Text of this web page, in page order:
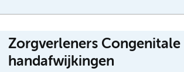
Zorgverleners Congenitale
handafwijkingen